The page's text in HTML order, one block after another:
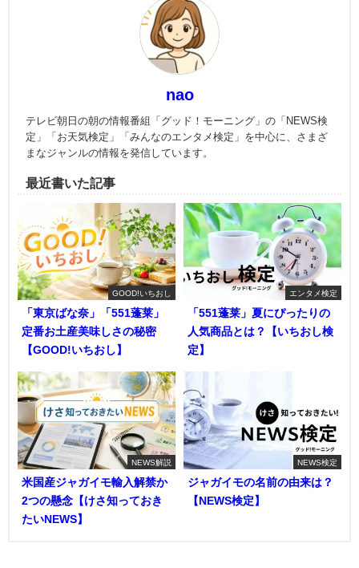
nao
テレビ朝日の朝の情報番組「グッド！モーニング」の「NEWS検
定」「お天気検定」「みんなのエンタメ検定」を中心に、さまざ
まなジャンルの情報を発信しています。
最近書いた記事
GOOD!いちおし
「東京ばな奈」「551蓬莱」
定番お土産美味しさの秘密
【GOOD!いちおし】
エンタメ検定
「551蓬莱」夏にぴったりの
人気商品とは？【いちおし検
定】
NEWS解説
米国産ジャガイモ輸入解禁か
2つの懸念【けさ知っておき
たいNEWS】
NEWS検定
ジャガイモの名前の由来は？
【NEWS検定】